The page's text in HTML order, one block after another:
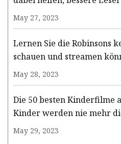
May 27, 2023
Lernen Sie die Robinsons
schauen und streamen
May 28, 2023
Die 50 besten Kinderfilme
Kinder werden nie mehr
May 29, 2023